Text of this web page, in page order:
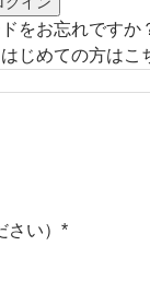
をお忘れですか
はじめての方はこ
い） *